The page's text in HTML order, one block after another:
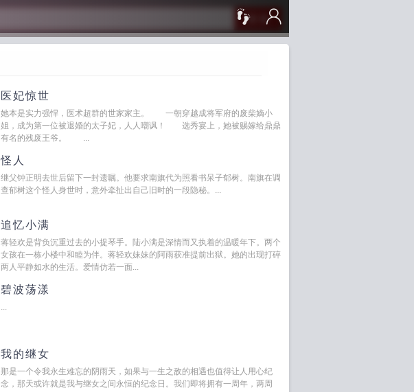
搜 索
医妃惊世
她本是实力强悍，医术超群的世家家主。 一朝穿越成将军府的废柴嫡小
姐，成为第一位被退婚的太子妃，人人嘲讽！ 选秀宴上，她被赐嫁给鼎鼎
有名的残废王爷。 ...
怪人
继父钟正明去世后留下一封遗嘱。他要求南旗代为照看书呆子郁树。南旗在调
查郁树这个怪人身世时，意外牵扯出自己旧时的一段隐秘。...
追忆小满
蒋轻欢是背负沉重过去的小提琴手。陆小满是深情而又执着的温暖年下。两个
女孩在一栋小楼中和睦为伴。蒋轻欢妹妹的阿雨获准提前出狱。她的出现打碎
两人平静如水的生活。爱情仿若一面...
碧波荡漾
...
我的继女
那是一个令我永生难忘的阴雨天，如果与一生之敌的相遇也值得让人用心纪
念，那天或许就是我与继女之间永恒的纪念日。我们即将拥有一周年，两周